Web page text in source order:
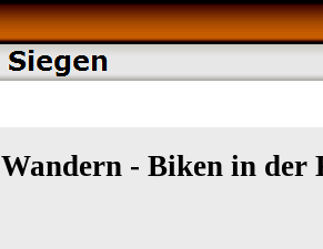
Wandern - Biken in der